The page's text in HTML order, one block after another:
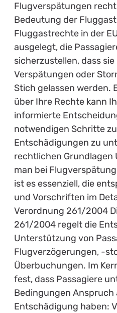
Flugverspätungen
Bedeutung der
Fluggastrechte in der
ausgelegt, die
sicherzustellen, dass sie
Verspätungen oder
Stich gelassen werden.
über Ihre Rechte kann
informierte
notwendigen Schritte
Entschädigungen zu
rechtlichen Grundlagen
man bei
ist es essenziell, die
und Vorschriften im
Verordnung 261/2004
261/2004 regelt die
Unterstützung von
Flugverzögerungen, -
Überbuchungen. Im
fest, dass Passagiere
Bedingungen Anspruch
Entschädigung haben: